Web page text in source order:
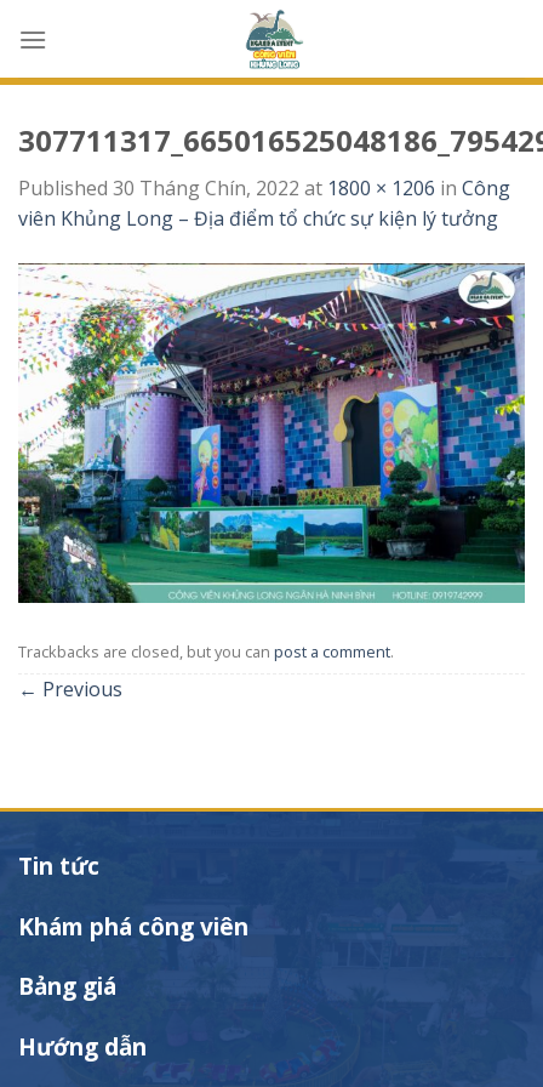
content
Published 30 Tháng Chín, 2022 at 1800 × 1206 in Công
viên Khủng Long – Địa điểm tổ chức sự kiện lý tưởng
Trackbacks are closed, but you can post a comment.
← Previous
Tin tức
Khám phá công viên
Bảng giá
Hướng dẫn